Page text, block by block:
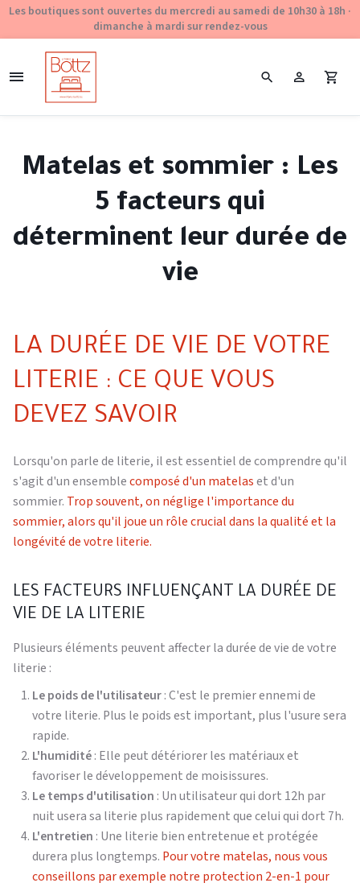
Les boutiques sont ouvertes du mercredi au samedi de 10h30 à 18h ·
dimanche à mardi sur rendez-vous
Matelas et sommier : Les
5 facteurs qui
déterminent leur durée de
vie
LA DURÉE DE VIE DE VOTRE
LITERIE : CE QUE VOUS
DEVEZ SAVOIR
Lorsqu'on parle de literie, il est essentiel de comprendre qu'il
s'agit d'un ensemblecomposé d'un matelaset d'un
sommier. Trop souvent, on néglige l'importance du
sommier, alors qu'il joue un rôle crucial dans la qualité et la
longévité de votre literie.
LES FACTEURS INFLUENÇANT LA DURÉE DE
VIE DE LA LITERIE
Plusieurs éléments peuvent affecter la durée de vie de votre
literie :
Le poids de l'utilisateur: C'est le premier ennemi de
votre literie. Plus le poids est important, plus l'usure sera
rapide.
L'humidité: Elle peut détériorer les matériaux et
favoriser le développement de moisissures.
Le temps d'utilisation : Un utilisateur qui dort 12h par
nuit usera sa literie plus rapidement que celui qui dort 7h.
L'entretien : Une literie bien entretenue et protégée
durera plus longtemps. Pour votre matelas, nous vous
conseillons par exemple notre protection 2-en-1 pour